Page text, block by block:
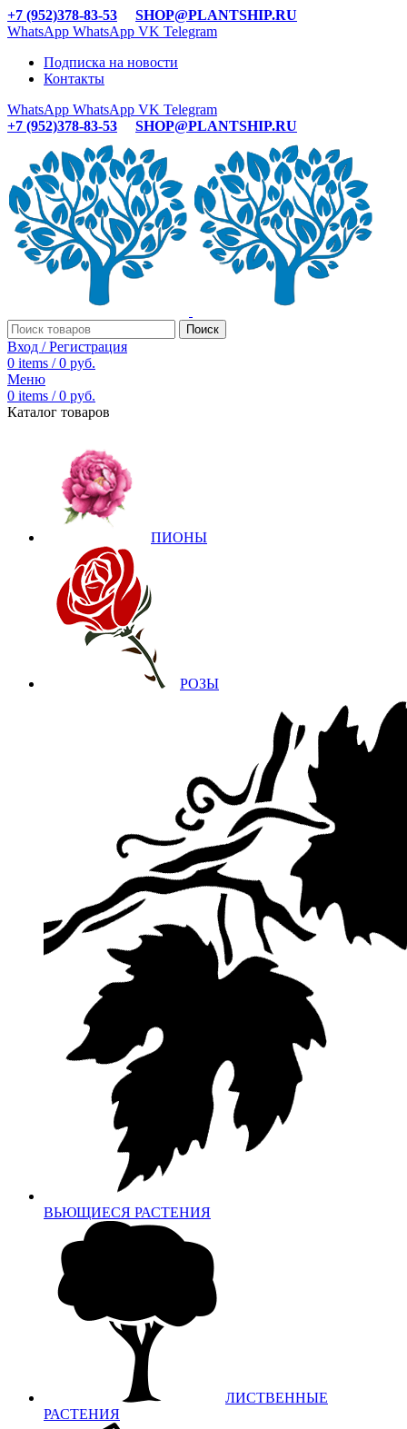
+7 (952)378-83-53
SHOP@PLANTSHIP.RU
WhatsApp WhatsApp VK Telegram
Подписка на новости
Контакты
WhatsApp WhatsApp VK Telegram
+7 (952)378-83-53
SHOP@PLANTSHIP.RU
Поиск
Вход / Регистрация
0 items / 0 руб.
Меню
0 items / 0 руб.
Каталог товаров
ПИОНЫ
РОЗЫ
ВЬЮЩИЕСЯ РАСТЕНИЯ
ЛИСТВЕННЫЕ
РАСТЕНИЯ